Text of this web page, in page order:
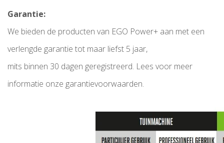
Garantie:
We bieden de producten van EGO Power+ aan met een
verlengde garantie tot maar liefst 5 jaar,
mits binnen 30 dagen geregistreerd. Lees voor meer
informatie onze garantievoorwaarden.